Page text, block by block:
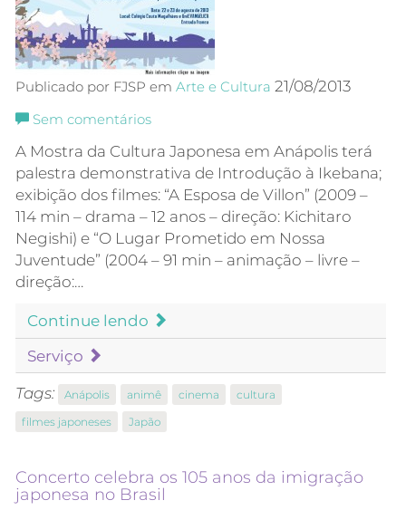
Publicado por FJSP em Arte e Cultura 21/08/2013
Sem comentários
A Mostra da Cultura Japonesa em Anápolis terá
palestra demonstrativa de Introdução à Ikebana;
exibição dos filmes: “A Esposa de Villon” (2009 –
114 min – drama – 12 anos – direção: Kichitaro
Negishi) e “O Lugar Prometido em Nossa
Juventude” (2004 – 91 min – animação – livre –
direção:…
Continue lendo
Serviço
Tags: Anápolis animê cinema
cultura
filmes japoneses
Japão
Concerto celebra os 105 anos da imigração
japonesa no Brasil